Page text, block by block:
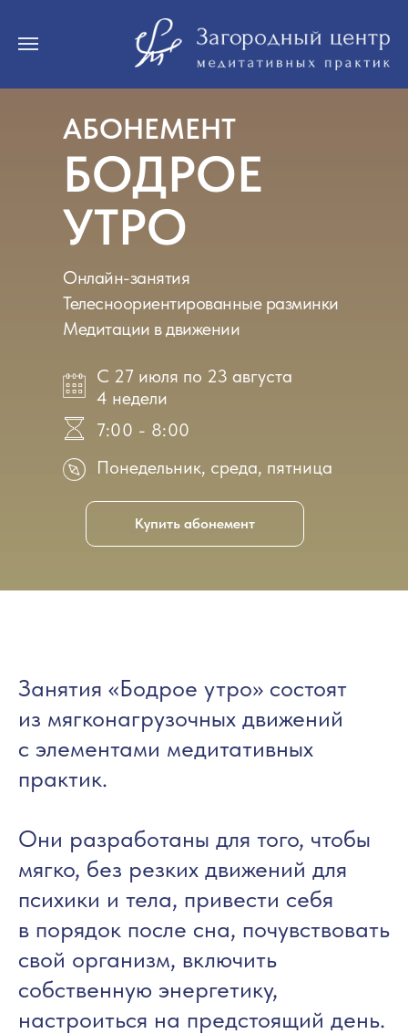
АБОНЕМЕНТ
БОДРОЕ
Онлайн-занятия
Телесноориентированные разминки
Медитации в движении
УТРО
С 27 июля по 23 августа
4 недели
7:00 - 8:00
Понедельник, среда, пятница
Купить абонемент
Занятия «Бодрое утро» состоят
из мягконагрузочных движений
с элементами медитативных
практик.
Они разработаны для того, чтобы
мягко, без резких движений для
психики и тела, привести себя
в порядок после сна, почувствовать
свой организм, включить
собственную энергетику,
настроиться на предстоящий день.